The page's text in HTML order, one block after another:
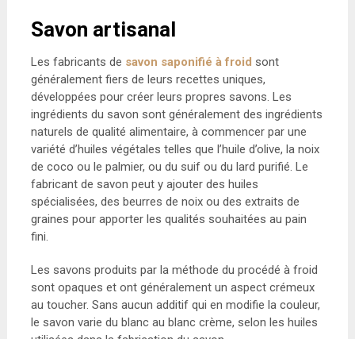
Savon artisanal
Les fabricants de savon saponifié à froid sont
généralement fiers de leurs recettes uniques,
développées pour créer leurs propres savons. Les
ingrédients du savon sont généralement des ingrédients
naturels de qualité alimentaire, à commencer par une
variété d’huiles végétales telles que l’huile d’olive, la noix
de coco ou le palmier, ou du suif ou du lard purifié. Le
fabricant de savon peut y ajouter des huiles
spécialisées, des beurres de noix ou des extraits de
graines pour apporter les qualités souhaitées au pain
fini.
Les savons produits par la méthode du procédé à froid
sont opaques et ont généralement un aspect crémeux
au toucher. Sans aucun additif qui en modifie la couleur,
le savon varie du blanc au blanc crème, selon les huiles